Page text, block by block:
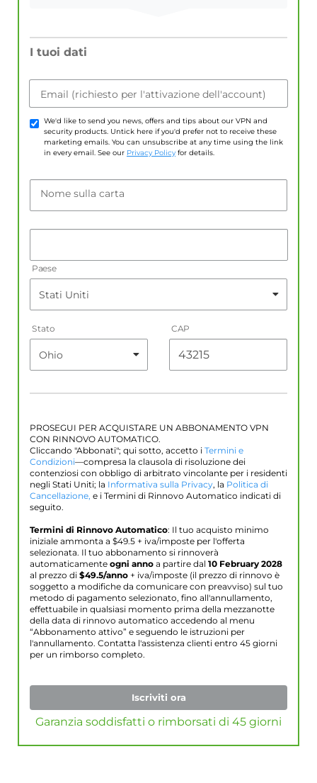
I tuoi dati
Email (richiesto per l'attivazione dell'account)
We'd like to send you news, offers and tips about our VPN and
security products. Untick here if you'd prefer not to receive these
marketing emails. You can unsubscribe at any time using the link
in every email. See our Privacy Policy for details.
Nome sulla carta
Paese
Stato CAP
PROSEGUI PER ACQUISTARE UN ABBONAMENTO VPN
CON RINNOVO AUTOMATICO.
Cliccando "Abbonati"; qui sotto, accetto i Termini e
Condizioni—compresa la clausola di risoluzione dei
contenziosi con obbligo di arbitrato vincolante per i residenti
negli Stati Uniti; la Informativa sulla Privacy, la Politica di
Cancellazione, e i Termini di Rinnovo Automatico indicati di
seguito.
Termini di Rinnovo Automatico: Il tuo acquisto minimo
iniziale ammonta a $49.5 + iva/imposte per l'offerta
selezionata. Il tuo abbonamento si rinnoverà
automaticamente ogni anno a partire dal 10 February 2028
al prezzo di $49.5/anno + iva/imposte (il prezzo di rinnovo è
soggetto a modifiche da comunicare con preavviso) sul tuo
metodo di pagamento selezionato, fino all'annullamento,
effettuabile in qualsiasi momento prima della mezzanotte
della data di rinnovo automatico accedendo al menu
“Abbonamento attivo” e seguendo le istruzioni per
l'annullamento. Contatta l'assistenza clienti entro 45 giorni
per un rimborso completo.
Iscriviti ora
Garanzia soddisfatti o rimborsati di 45 giorni